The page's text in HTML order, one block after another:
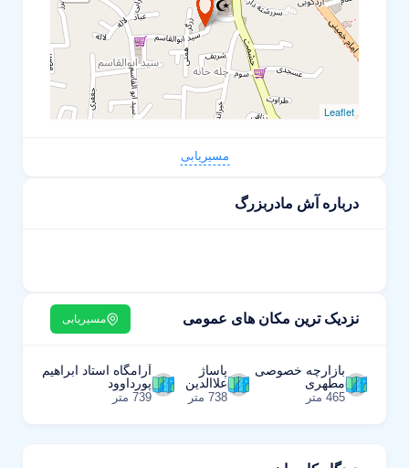
Leaflet
مسیریابی
درباره آش مادربزرگ
نزدیک ترین مکان های عمومی مسیریابی
بازارچه خصوصی
مطهری
465 متر
پاساژ
علاالدین
738 متر
آرامگاه استاد ابراهیم
پورداوود
739 متر